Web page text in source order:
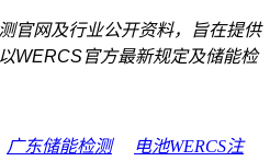
官网及行业公开资料，旨在提供
WERCS官方最新规定及储能检
广东储能检测
电池WERCS注